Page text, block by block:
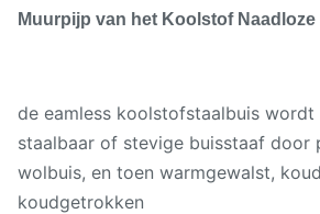
Muurpijp van het Koolstof Naadloze
de eamless koolstofstaalbuis wordt
staalbaar of stevige buisstaaf door
wolbuis, en toen warmgewalst,
koudgetrokken